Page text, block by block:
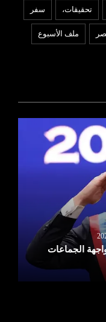
تحقيقات، سفر
ملف الأسبوع
الجماعات